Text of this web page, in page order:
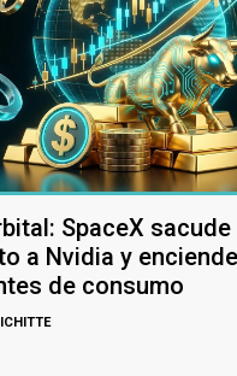
SpaceX
a Nvidia y
de consumo